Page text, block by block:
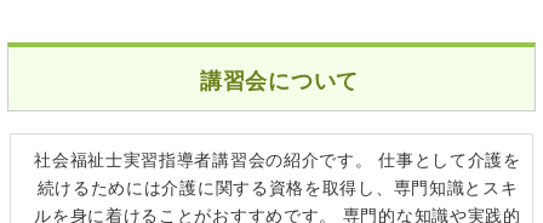
講習会について
社会福祉士実習指導者講習会の紹介です。 仕事として介護を
続けるためには介護に関する資格を取得し、専門知識とスキ
ルを身に着けることがおすすめです。 専門的な知識や実践的